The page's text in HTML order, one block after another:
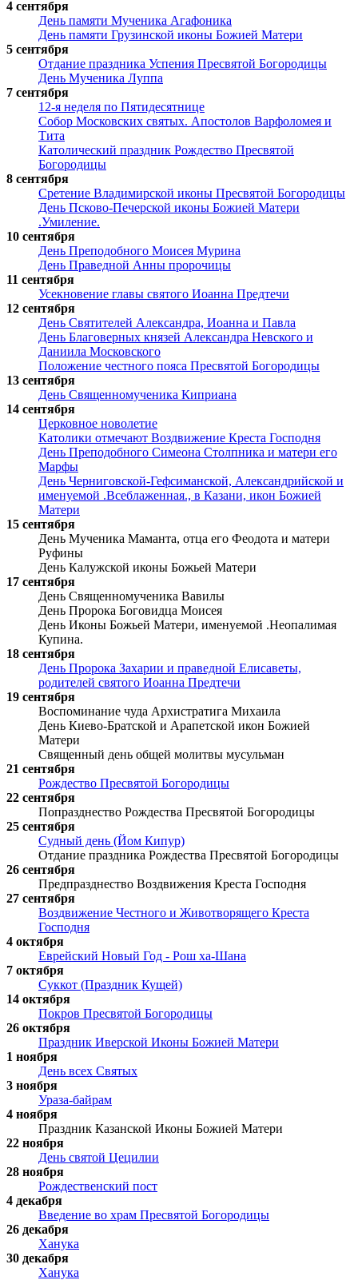
4 сентября
День памяти Мученика Агафоника
День памяти Грузинской иконы Божией Матери
5 сентября
Отдание праздника Успения Пресвятой Богородицы
День Мученика Луппа
7 сентября
12-я неделя по Пятидесятнице
Собор Московских святых. Апостолов Варфоломея и
Тита
Католический праздник Рождество Пресвятой
Богородицы
8 сентября
Сретение Владимирской иконы Пресвятой Богородицы
День Псково-Печерской иконы Божией Матери
.Умиление.
10 сентября
День Преподобного Моисея Мурина
День Праведной Анны пророчицы
11 сентября
Усекновение главы святого Иоанна Предтечи
12 сентября
День Святителей Александра, Иоанна и Павла
День Благоверных князей Александра Невского и
Даниила Московского
Положение честного пояса Пресвятой Богородицы
13 сентября
День Священномученика Киприана
14 сентября
Церковное новолетие
Католики отмечают Воздвижение Креста Господня
День Преподобного Симеона Столпника и матери его
Марфы
День Черниговской-Гефсиманской, Александрийской и
именуемой .Всеблаженная., в Казани, икон Божией
Матери
15 сентября
День Мученика Маманта, отца его Феодота и матери
Руфины
День Калужской иконы Божьей Матери
17 сентября
День Священномученика Вавилы
День Пророка Боговидца Моисея
День Иконы Божьей Матери, именуемой .Неопалимая
Купина.
18 сентября
День Пророка Захарии и праведной Елисаветы,
родителей святого Иоанна Предтечи
19 сентября
Воспоминание чуда Архистратига Михаила
День Киево-Братской и Арапетской икон Божией
Матери
Священный день общей молитвы мусульман
21 сентября
Рождество Пресвятой Богородицы
22 сентября
Попразднество Рождества Пресвятой Богородицы
25 сентября
Судный день (Йом Кипур)
Отдание праздника Рождества Пресвятой Богородицы
26 сентября
Предпразднество Воздвижения Креста Господня
27 сентября
Воздвижение Честного и Животворящего Креста
Господня
4 октября
Еврейский Новый Год - Рош ха-Шана
7 октября
Суккот (Праздник Кущей)
14 октября
Покров Пресвятой Богородицы
26 октября
Праздник Иверской Иконы Божией Матери
1 ноября
День всех Святых
3 ноября
Ураза-байрам
4 ноября
Праздник Казанской Иконы Божией Матери
22 ноября
День святой Цецилии
28 ноября
Рождественский пост
4 декабря
Введение во храм Пресвятой Богородицы
26 декабря
Ханука
30 декабря
Ханука